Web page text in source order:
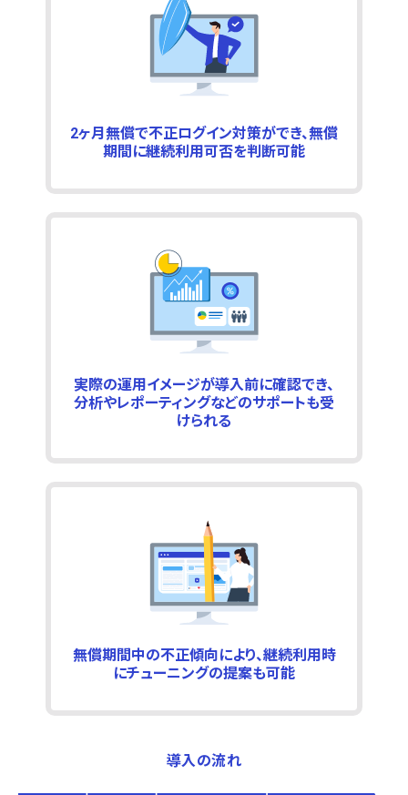
2ヶ月無償で不正ログイン対策ができ、無償
期間に継続利用可否を判断可能
実際の運用イメージが導入前に確認でき、
分析やレポーティングなどのサポートも受
けられる
無償期間中の不正傾向により、継続利用時
にチューニングの提案も可能
導入の流れ